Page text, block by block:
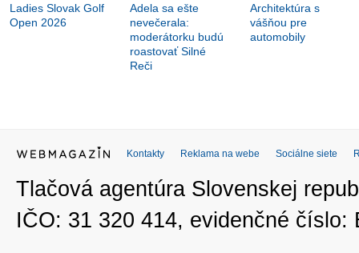
Ladies Slovak Golf
Open 2026
Adela sa ešte
nevečerala:
moderátorku budú
roastovať Silné
Reči
Architektúra s
vášňou pre
automobily
Kontakty Reklama na webe Sociálne siete
Tlačová agentúra Slovenskej
IČO: 31 320 414, evidenčné číslo: